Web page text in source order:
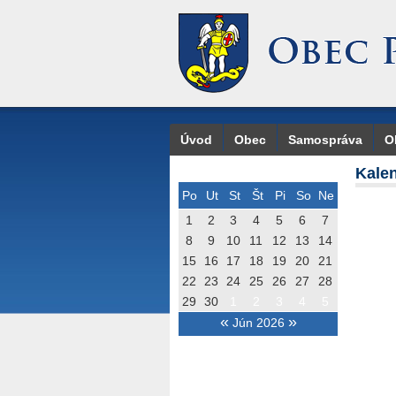
Úvod Obec Samospráva
Po Ut St Št Pi So Ne
« Jún 2026 »
1 2 3 4 5 6
7
8
9 10 11 12 13
14
15
16 17 18 19 20
21
22
23 24 25 26 27
28
29
30